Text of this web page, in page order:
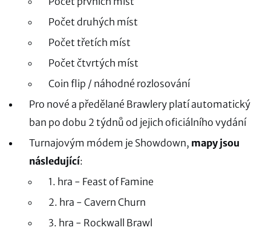
Počet druhých míst
Počet třetích míst
Počet čtvrtých míst
Coin flip / náhodné rozlosování
Pro nové a předělané Brawlery platí automatický
ban po dobu 2 týdnů od jejich oficiálního vydání
Turnajovým módem je Showdown, mapy jsou
následující:
1. hra - Feast of Famine
2. hra - Cavern Churn
3. hra - Rockwall Brawl